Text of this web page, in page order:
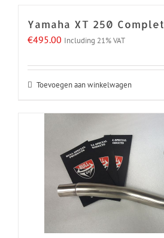
Yamaha XT 250
€495.00 Including 21% VAT
Toevoegen aan winkelwagen